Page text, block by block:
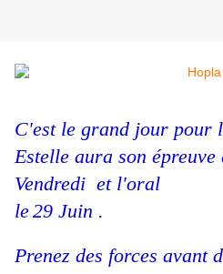
C'est le grand jour pour
Estelle aura son
Vendredi et l'oral
le29 Juin .
Prenez des forces avant